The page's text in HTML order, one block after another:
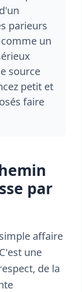
parieurs
un
source
petit et
faire
par
affaire
une
de la